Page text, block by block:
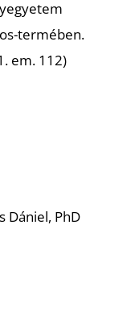
termében.
em. 112)
Dániel, PhD